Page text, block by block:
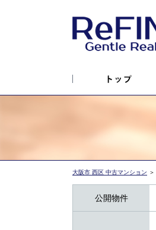
大阪市 西区 中古マンション ＞
公開物件